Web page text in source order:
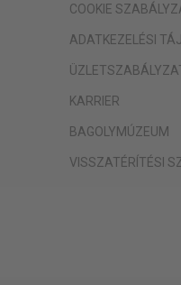
COOKIE
ADATKEZELÉSI
KARRIER
BAGOLYMÚZEUM
VISSZATÉRÍTÉSI